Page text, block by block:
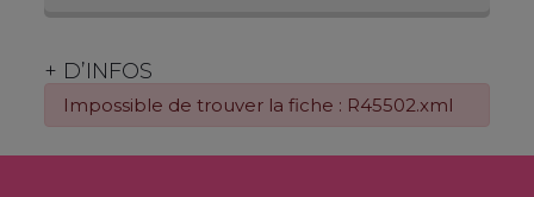
+ D’INFOS
Impossible de trouver la fiche : R45502.xml